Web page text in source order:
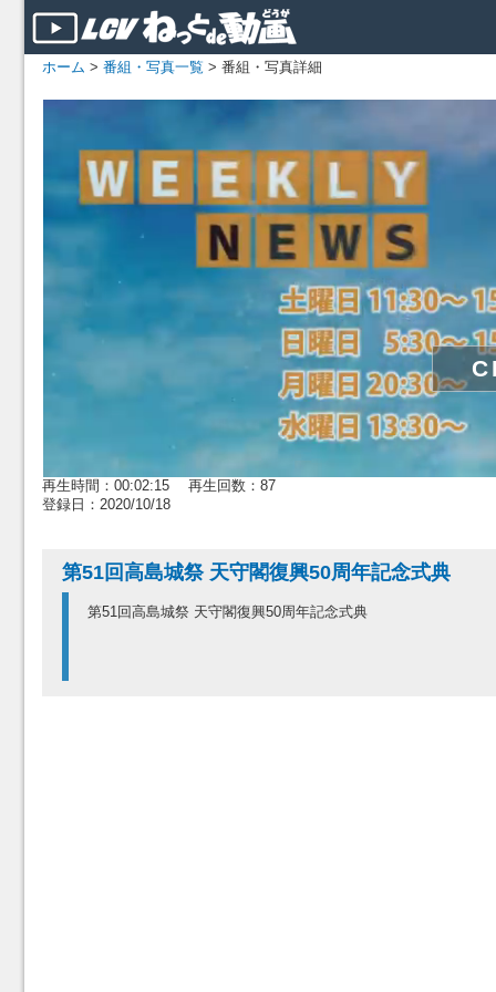
ホーム > 番組・写真一覧 > 番組・写真詳細
再生時間：00:02:15 再生回数：87
登録日：2020/10/18
第51回高島城祭 天守閣復興50周年記念式典
第51回高島城祭 天守閣復興50周年記念式典